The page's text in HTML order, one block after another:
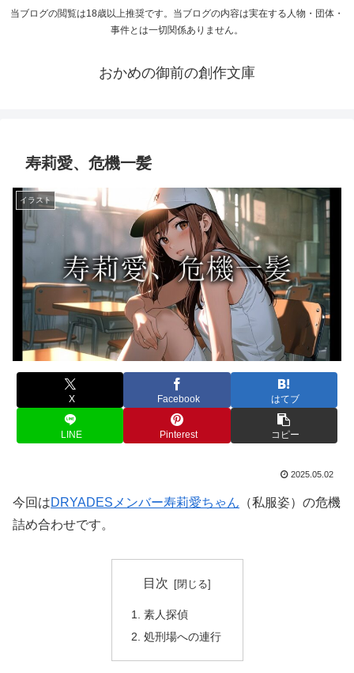
当ブログの閲覧は18歳以上推奨です。当ブログの内容は実在する人物・団体・
事件とは一切関係ありません。
おかめの御前の創作文庫
寿莉愛、危機一髪
イラスト
X Facebook はてブ
LINE Pinterest コピー
2025.05.02
今回はDRYADESメンバー寿莉愛ちゃん （私服姿）の危機
詰め合わせです。
目次
素人探偵
処刑場への連行